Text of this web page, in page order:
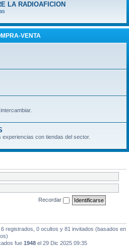
LA RADIOAFICION
VENTA
experiencias con tiendas del sector.
Recordar
registrados, 0 ocultos y 81 invitados (basados en
fue 1948 el 29 Dic 2025 09:35